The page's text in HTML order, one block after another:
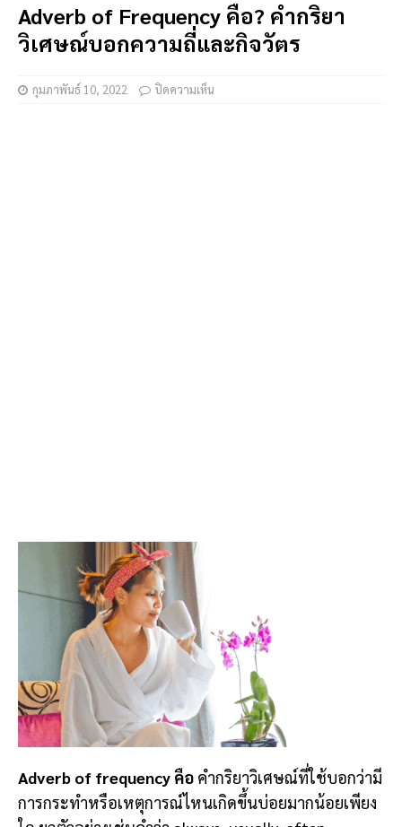
Adverb of Frequency คือ? คำกริยา
วิเศษณ์บอกความถี่และกิจวัตร
กุมภาพันธ์ 10, 2022 ปิดความเห็น
Adverb of frequency คือ คำกริยาวิเศษณ์ที่ใช้บอกว่ามี
การกระทำหรือเหตุการณ์ไหนเกิดขึ้นบ่อยมากน้อยเพียง